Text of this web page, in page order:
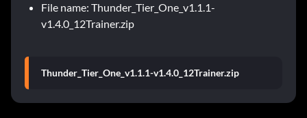
File name: Thunder_Tier_One_v1.1.1-
v1.4.0_12Trainer.zip
Thunder_Tier_One_v1.1.1-v1.4.0_12Trainer.zip